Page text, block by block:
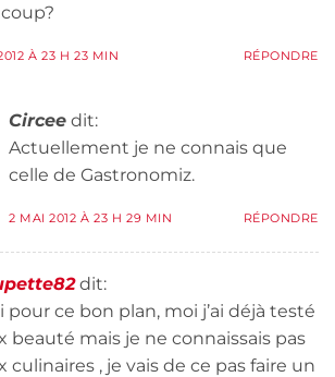
À 23 H 23 MIN RÉPONDRE
Circee dit:
Actuellement je ne connais que
celle de Gastronomiz.
2 MAI 2012 À 23 H 29 MIN RÉPONDRE
dit:
pour ce bon plan, moi j’ai déjà testé
beauté mais je ne connaissais pas
culinaires , je vais de ce pas faire un